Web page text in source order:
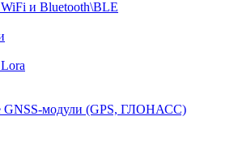
и Bluetooth\BLE
GNSS-модули (GPS, ГЛОНАСС)